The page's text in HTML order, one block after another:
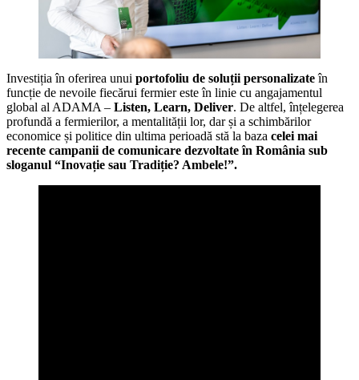
Investiția în oferirea unui portofoliu de soluții personalizateîn
funcție de nevoile fiecărui fermier este în linie cu angajamentul
global al ADAMA – Listen, Learn, Deliver. De altfel, înțelegerea
profundă a fermierilor, a mentalității lor, dar și a schimbărilor
economice și politice din ultima perioadă stă la baza celei mai
recente campanii de comunicare dezvoltate în România sub
sloganul “Inovație sau Tradiție? Ambele!”.